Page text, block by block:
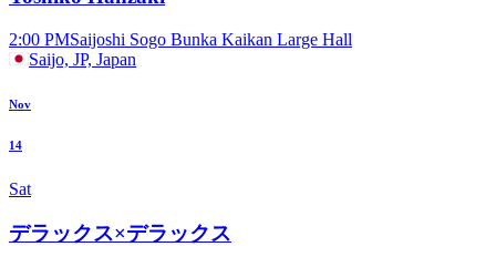
2:00 PMSaijoshi Sogo Bunka Kaikan Large Hall
Saijo, JP, Japan
Nov
14
Sat
デラックス×デラックス